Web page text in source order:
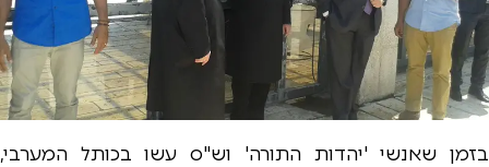
בזמן שאנשי 'יהדות התורה' וש"ס עשו בכותל המערבי,